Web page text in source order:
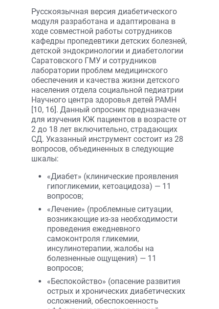
Русскоязычная версия диабетического
модуля разработана и адаптирована в
ходе совместной работы сотрудников
кафедры пропедевтики детских болезней,
детской эндокринологии и диабетологии
Саратовского ГМУ и сотрудников
лаборатории проблем медицинского
обеспечения и качества жизни детского
населения отдела социальной педиатрии
Научного центра здоровья детей РАМН
[10, 16]. Данный опросник предназначен
для изучения КЖ пациентов в возрасте от
2 до 18 лет включительно, страдающих
СД. Указанный инструмент состоит из 28
вопросов, объединенных в следующие
шкалы:
«Диабет» (клинические проявления
гипогликемии, кетоацидоза) — 11
вопросов;
«Лечение» (проблемные ситуации,
возникающие из-за необходимости
проведения ежедневного
самоконтроля гликемии,
инсулинотерапии, жалобы на
болезненные ощущения) — 11
вопросов;
«Беспокойство» (опасение развития
острых и хронических диабетических
осложнений, обеспокоенность